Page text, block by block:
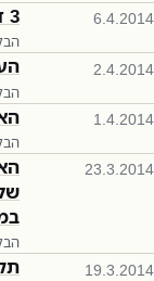
6.4.2014 3 דברים שלמדתי הערב
2.4.2014
1.4.2014
23.3.2014
19.3.2014